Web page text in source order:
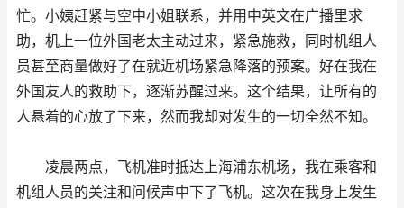
忙。小姨赶紧与空中小姐联系，并用中英文在广播里求
助，机上一位外国老太主动过来，紧急施救，同时机组人
员甚至商量做好了在就近机场紧急降落的预案。好在我在
外国友人的救助下，逐渐苏醒过来。这个结果，让所有的
人悬着的心放了下来，然而我却对发生的一切全然不知。
凌晨两点，飞机准时抵达上海浦东机场，我在乘客和
机组人员的关注和问候声中下了飞机。这次在我身上发生